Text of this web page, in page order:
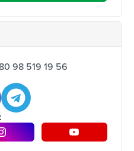
98 519 19 56